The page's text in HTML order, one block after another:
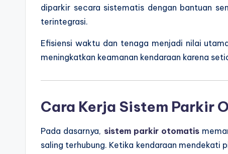
diparkir secara sistematis dengan bantuan
terintegrasi.
Efisiensi waktu dan tenaga menjadi nilai
meningkatkan keamanan kendaraan karena
Cara Kerja Sistem Parkir
Pada dasarnya, sistem parkir otomatis
saling terhubung. Ketika kendaraan mendekati